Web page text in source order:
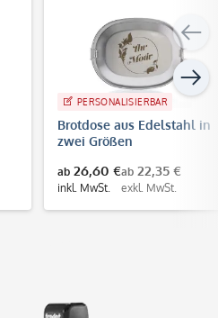
PERSONALISIERBAR
Brotdose aus Edelstahl in
zwei Größen
ab 26,60 €
inkl. MwSt.
ab 22,35 €
exkl. MwSt.